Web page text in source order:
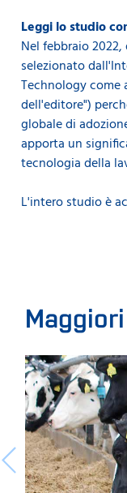
Leggi lo studio
Nel febbraio
selezionato
Technology come
dell'editore")
globale di
apporta un
tecnologia della
L'intero studio è